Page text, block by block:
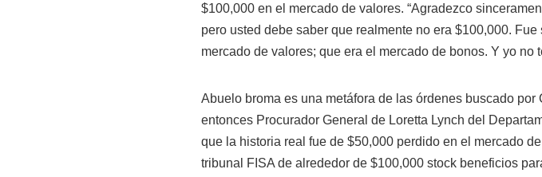
$100,000 en el mercado de valores. “Agradezco
pero usted debe saber que realmente no era $100,000. Fue
mercado de valores; que era el mercado de bonos. Y yo no
Abuelo broma es una metáfora de las órdenes buscado por
entonces Procurador General de Loretta Lynch del
que la historia real fue de $50,000 perdido en el mercado
tribunal FISA de alrededor de $100,000 stock beneficios